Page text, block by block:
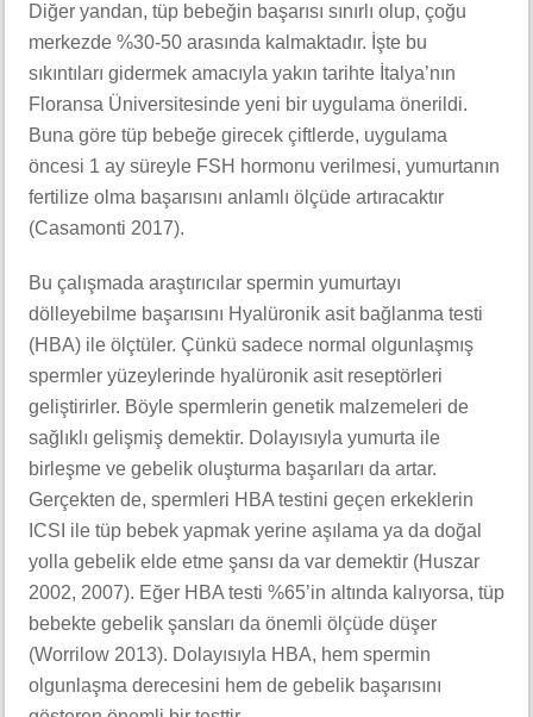
Diğer yandan, tüp bebeğin başarısı sınırlı olup, çoğu
merkezde %30-50 arasında kalmaktadır. İşte bu
sıkıntıları gidermek amacıyla yakın tarihte İtalya’nın
Floransa Üniversitesinde yeni bir uygulama önerildi.
Buna göre tüp bebeğe girecek çiftlerde, uygulama
öncesi 1 ay süreyle FSH hormonu verilmesi, yumurtanın
fertilize olma başarısını anlamlı ölçüde artıracaktır
(Casamonti 2017).
Bu çalışmada araştırıcılar spermin yumurtayı
dölleyebilme başarısını Hyalüronik asit bağlanma testi
(HBA) ile ölçtüler. Çünkü sadece normal olgunlaşmış
spermler yüzeylerinde hyalüronik asit reseptörleri
geliştirirler. Böyle spermlerin genetik malzemeleri de
sağlıklı gelişmiş demektir. Dolayısıyla yumurta ile
birleşme ve gebelik oluşturma başarıları da artar.
Gerçekten de, spermleri HBA testini geçen erkeklerin
ICSI ile tüp bebek yapmak yerine aşılama ya da doğal
yolla gebelik elde etme şansı da var demektir (Huszar
2002, 2007). Eğer HBA testi %65’in altında kalıyorsa, tüp
bebekte gebelik şansları da önemli ölçüde düşer
(Worrilow 2013). Dolayısıyla HBA, hem spermin
olgunlaşma derecesini hem de gebelik başarısını